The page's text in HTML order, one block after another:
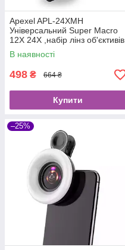
Apexel APL-24XMH
Універсальний Super Macro
12X 24X ,набір лінз об'єктивів
для телефону
В наявності
498 ₴ 664 ₴
Купити
–25%